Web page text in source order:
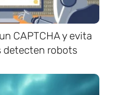
CAPTCHA y evita
detecten robots